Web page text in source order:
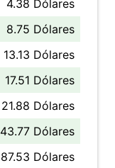
4.38 Dólares
8.75 Dólares
13.13 Dólares
17.51 Dólares
21.88 Dólares
43.77 Dólares
87.53 Dólares